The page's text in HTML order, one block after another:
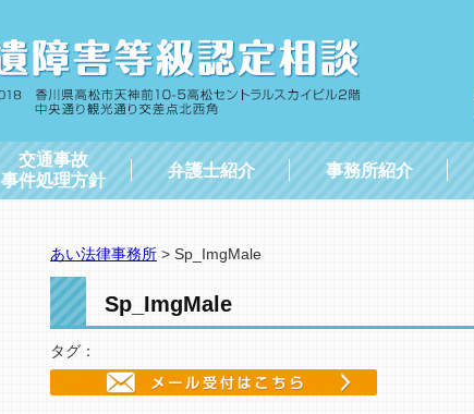
交通事故
事件処理方針
弁護士紹介 事務所紹介
あい法律事務所 > Sp_ImgMale
Sp_ImgMale
タグ：